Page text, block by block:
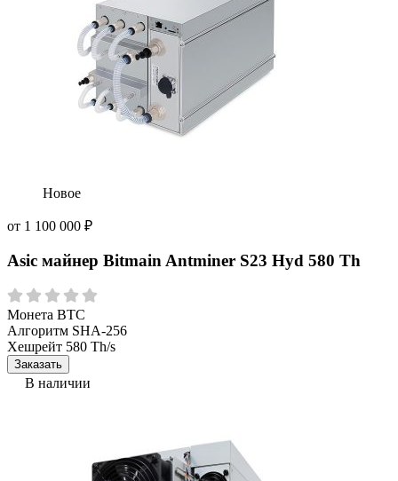
Новое
от 1 100 000 ₽
Asic майнер Bitmain Antminer S23 Hyd 580 Th
Монета BTC
Алгоритм SHA-256
Хешрейт 580 Th/s
Заказать
В наличии